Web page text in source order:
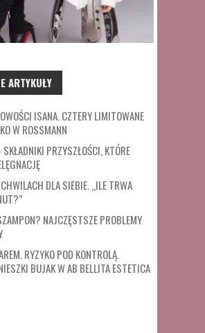
ARTYKUŁY
ISANA. CZTERY LIMITOWANE
W ROSSMANN
PRZYSZŁOŚCI, KTÓRE
DLA SIEBIE. „ILE TRWA
NAJCZĘSTSZE PROBLEMY
RYZYKO POD KONTROLĄ.
BUJAK W AB BELLITA ESTETICA